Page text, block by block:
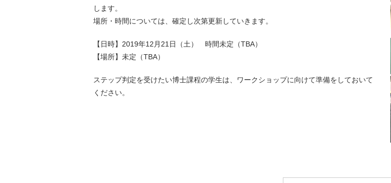
します。
場所・時間については、確定し次第更新していきます。
【日時】2019年12月21日（土） 時間未定（TBA）
【場所】未定（TBA）
ステップ判定を受けたい博士課程の学生は、ワークショップに向けて準備をしておいて
ください。